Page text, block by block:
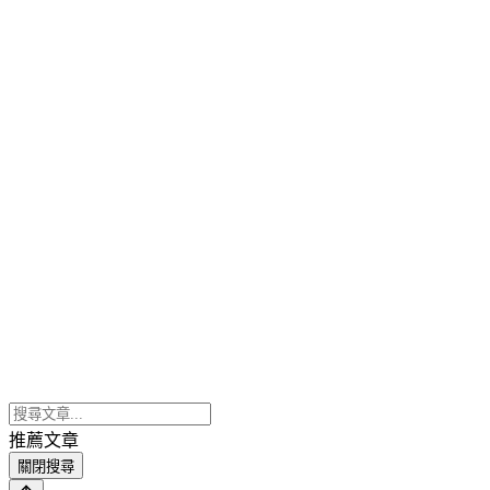
推薦文章
關閉搜尋